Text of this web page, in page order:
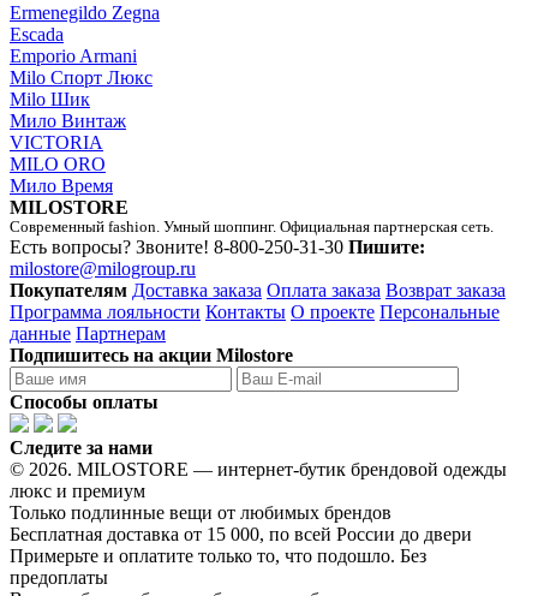
Ermenegildo Zegna
Escada
Emporio Armani
Milo Спорт Люкс
Milo Шик
Мило Винтаж
VICTORIA
MILO ORO
Мило Время
MILOSTORE
Современный fashion. Умный шоппинг. Официальная партнерская сеть.
Есть вопросы? Звоните! 8-800-250-31-30 Пишите:
milostore@milogroup.ru
Покупателям Доставка заказа Оплата заказа Возврат заказа
Программа лояльности Контакты О проекте Персональные
данные Партнерам
Подпишитесь на акции Milostore
Способы оплаты
Следите за нами
© 2026. MILOSTORE — интернет-бутик брендовой одежды
люкс и премиум
Только подлинные вещи от любимых брендов
Бесплатная доставка от 15 000, по всей России до двери
Примерьте и оплатите только то, что подошло. Без
предоплаты